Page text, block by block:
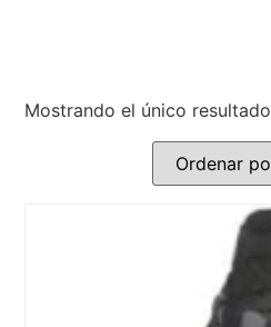
Mostrando el único resultado